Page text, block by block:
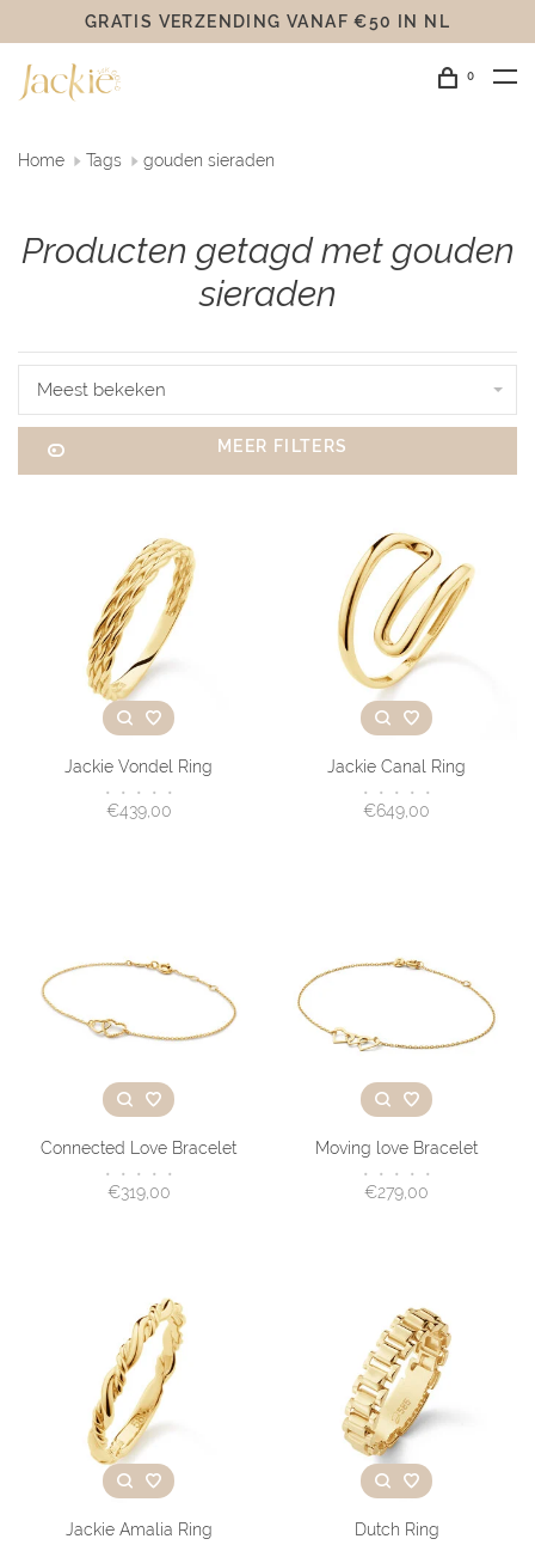
GRATIS VERZENDING VANAF €50 IN NL
0
Home Tags gouden sieraden
Producten getagd met gouden
sieraden
Meest bekeken
MEER FILTERS
Jackie Vondel Ring
• • • • •
€439,00
Jackie Canal Ring
• • • • •
€649,00
Connected Love Bracelet
• • • • •
€319,00
Moving love Bracelet
• • • • •
€279,00
Jackie Amalia Ring Dutch Ring